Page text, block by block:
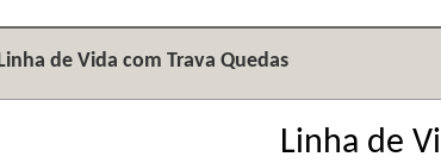
de Vida com Trava Quedas
Linha de